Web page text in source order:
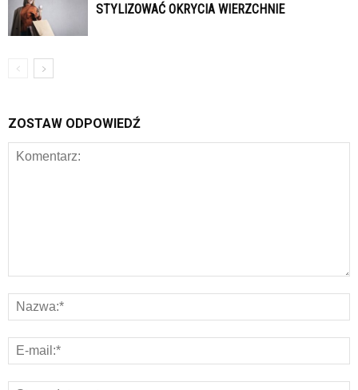
STYLIZOWAĆ OKRYCIA WIERZCHNIE
ZOSTAW ODPOWIEDŹ